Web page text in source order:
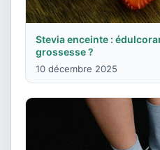
Stevia enceinte :
grossesse ?
10 décembre 2025